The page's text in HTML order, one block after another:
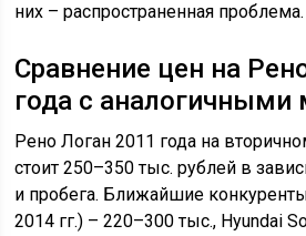
них – распространенная проблема.
Сравнение цен на
года с
Рено Логан 2011 года на
стоит 250–350 тыс. рублей в
и пробега. Ближайшие
2014 гг.) – 220–300 тыс., Hyundai